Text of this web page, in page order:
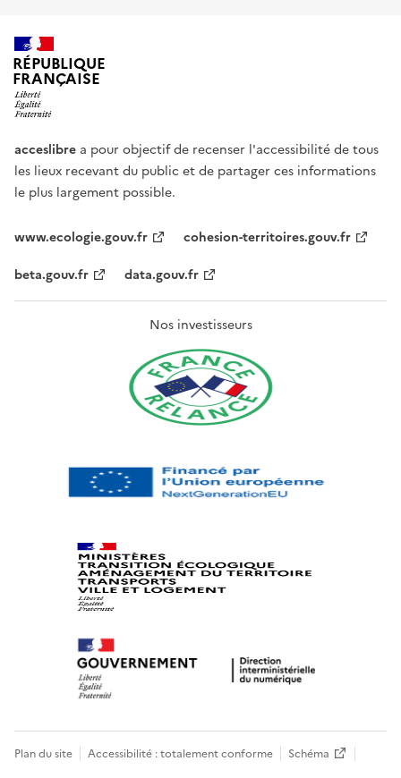
RÉPUBLIQUE
FRANÇAISE
acceslibre a pour objectif de recenser l'accessibilité de tous
les lieux recevant du public et de partager ces informations
le plus largement possible.
www.ecologie.gouv.fr
cohesion-territoires.gouv.fr
beta.gouv.fr
data.gouv.fr
Nos investisseurs
Plan du site Accessibilité : totalement conforme
Schéma